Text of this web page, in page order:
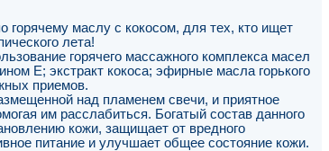
маслу с кокосом, для тех, кто ищет
лета!
горячего массажного комплекса масел
Е; экстракт кокоса; эфирные масла горького
приемов.
над пламенем свечи, и приятное
им расслабиться. Богатый состав данного
кожи, защищает от вредного
питание и улучшает общее состояние кожи.